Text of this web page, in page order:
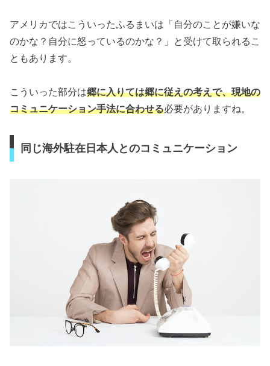
アメリカではこういったふるまいは「自分のことが嫌いな
のかな？自分に怒っているのかな？」と受けて取られるこ
ともあります。
こういった部分は郷に入りては郷に従えの考えで、現地の
コミュニケーション手法に合わせる必要がありますね。
同じ海外駐在日本人とのコミュニケーション